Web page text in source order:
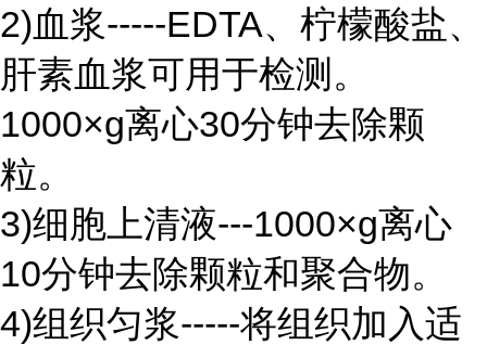
2)血浆-----EDTA、柠檬酸盐、
肝素血浆可用于检测。
1000×g离心30分钟去除颗
粒。
3)细胞上清液---1000×g离心
10分钟去除颗粒和聚合物。
4)组织匀浆-----将组织加入适